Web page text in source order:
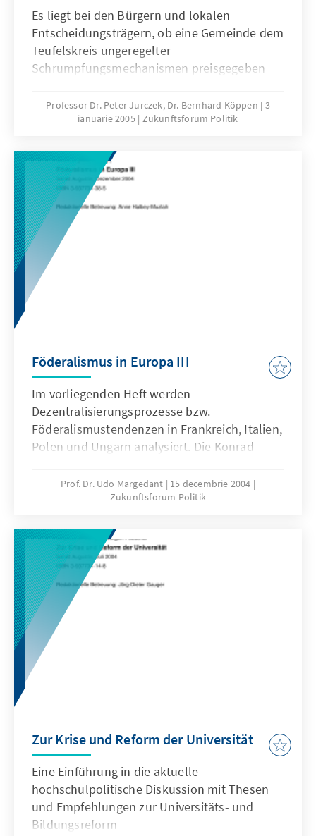
Es liegt bei den Bürgern und lokalen
Entscheidungsträgern, ob eine Gemeinde dem
Teufelskreis ungeregelter
Schrumpfungsmechanismen preisgegeben
Umbauprozess zwar eine schlankere, aber
unter Umständen sogar qualitätsvollere Stadt
neben der Hilfestellung durch Bund und
Länder ein hohes Maß an Engagement,
Kreativität und Ausdauer.
Professor Dr. Peter Jurczek, Dr. Bernhard Köppen
3
ianuarie 2005 Zukunftsforum Politik
Föderalismus in Europa III
Im vorliegenden Heft werden
Dezentralisierungsprozesse bzw.
Föderalismustendenzen in Frankreich, Italien,
Polen und Ungarn analysiert. Die Konrad-
Projekt Föderalismusreform mit Aspekten der
in Politik und Wissenschaft geführten
auseinander.
Prof. Dr. Udo Margedant
15 decembrie 2004
Zukunftsforum Politik
Zur Krise und Reform der Universität
Eine Einführung in die aktuelle
hochschulpolitische Diskussion mit Thesen
und Empfehlungen zur Universitäts- und
Bildungsreform